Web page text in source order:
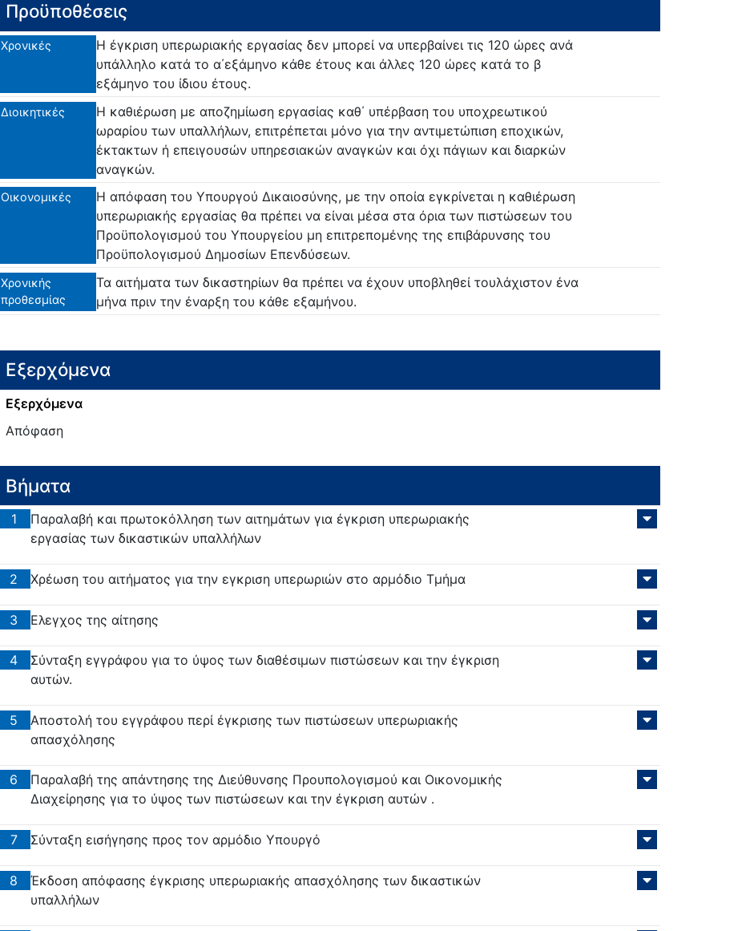
Προϋποθέσεις
Χρονικές
Η έγκριση υπερωριακής εργασίας δεν μπορεί να υπερβαίνει τις 120 ώρες ανά
υπάλληλο κατά το α΄εξάμηνο κάθε έτους και άλλες 120 ώρες κατά το β
εξάμηνο του ίδιου έτους.
Διοικητικές
Η καθιέρωση με αποζημίωση εργασίας καθ΄ υπέρβαση του υποχρεωτικού
ωραρίου των υπαλλήλων, επιτρέπεται μόνο για την αντιμετώπιση εποχικών,
έκτακτων ή επειγουσών υπηρεσιακών αναγκών και όχι πάγιων και διαρκών
αναγκών.
Οικονομικές
Η απόφαση του Υπουργού Δικαιοσύνης, με την οποία εγκρίνεται η καθιέρωση
υπερωριακής εργασίας θα πρέπει να είναι μέσα στα όρια των πιστώσεων του
Προϋπολογισμού του Υπουργείου μη επιτρεπομένης της επιβάρυνσης του
Προϋπολογισμού Δημοσίων Επενδύσεων.
Χρονικής
προθεσμίας
Τα αιτήματα των δικαστηρίων θα πρέπει να έχουν υποβληθεί τουλάχιστον ένα
μήνα πριν την έναρξη του κάθε εξαμήνου.
Εξερχόμενα
Εξερχόμενα
Απόφαση
Βήματα
1
Παραλαβή και πρωτοκόλληση των αιτημάτων για έγκριση υπερωριακής
εργασίας των δικαστικών υπαλλήλων
2 Χρέωση του αιτήματος για την εγκριση υπερωριών στο αρμόδιο Τμήμα
3 Ελεγχος της αίτησης
4
Σύνταξη εγγράφου για το ύψος των διαθέσιμων πιστώσεων και την έγκριση
αυτών.
5
Αποστολή του εγγράφου περί έγκρισης των πιστώσεων υπερωριακής
απασχόλησης
6
Παραλαβή της απάντησης της Διεύθυνσης Προυπολογισμού και Οικονομικής
Διαχείρησης για το ύψος των πιστώσεων και την έγκριση αυτών .
7 Σύνταξη εισήγησης προς τον αρμόδιο Υπουργό
8
Έκδοση απόφασης έγκρισης υπερωριακής απασχόλησης των δικαστικών
υπαλλήλων